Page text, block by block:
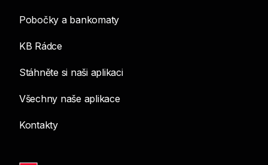
Pobočky a bankomaty
KB Rádce
Stáhněte si naši aplikaci
Všechny naše aplikace
Kontakty